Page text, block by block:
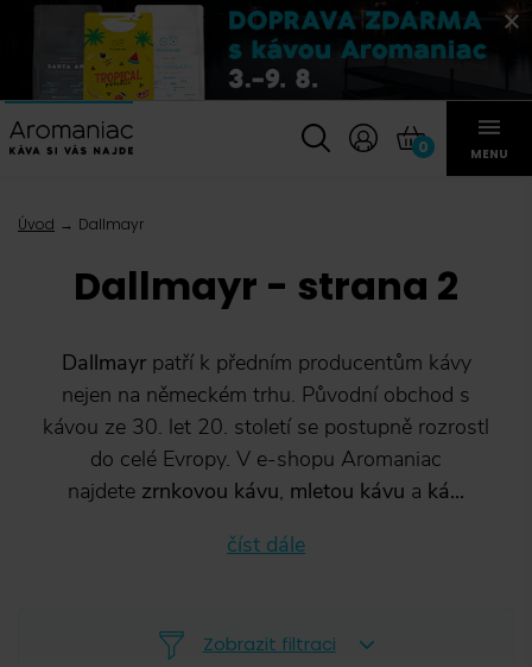
0 MENU
Úvod Dallmayr
Dallmayr - strana 2
Dallmayrpatří k předním producentům kávy
nejen na německém trhu. Původní obchod s
kávou ze 30. let 20. století se postupně rozrostl
do celé Evropy. V e-shopu Aromaniac
najdete zrnkovou kávu, mletou kávu a ká...
číst dále
Zobrazit filtraci